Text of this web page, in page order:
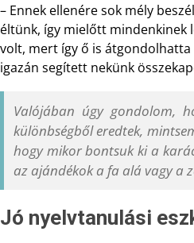
– Ennek ellenére sok mély
éltünk, így mielőtt mindenkinek
volt, mert így ő is
igazán segített nekünk
Valójában úgy gondolom,
különbségből eredtek,
hogy mikor bontsuk ki a
az ajándékok a fa alá vagy a
Jó nyelvtanulási